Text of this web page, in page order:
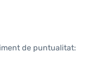
de puntualitat: